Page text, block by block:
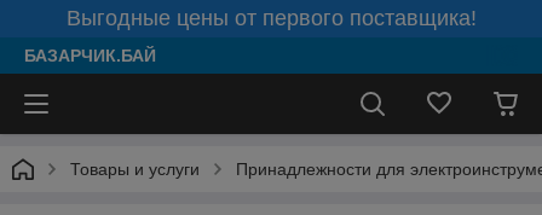
Выгодные цены от первого поставщика!
БАЗАРЧИК.БАЙ
Товары и услуги Принадлежности для